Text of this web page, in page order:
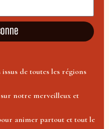
de toutes les régions
notre merveilleux et
animer partout et tout le